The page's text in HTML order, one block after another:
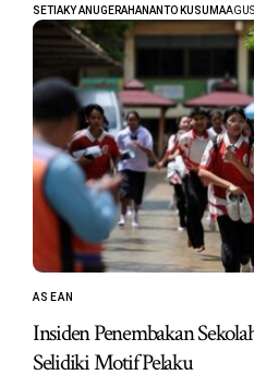
SETIAKY ANUGERAHANANTO KUSUMA
ASEAN
Insiden Penembakan
Selidiki Motif Pelaku